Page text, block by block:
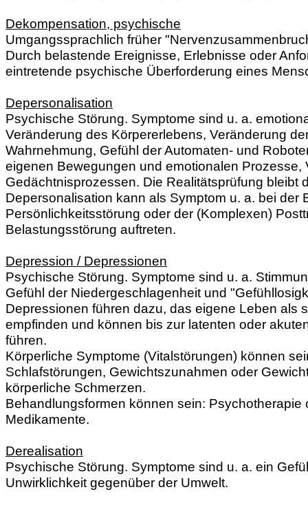
Dekompensation, psychische
Umgangssprachlich früher
Durch belastende Ereignisse, Erlebnisse oder
eintretende psychische Überforderung eines
Depersonalisation
Psychische Störung. Symptome sind u. a.
Veränderung des Körpererlebens, Veränderung
Wahrnehmung, Gefühl der Automaten- und
eigenen Bewegungen und emotionalen Prozesse,
Gedächtnisprozessen. Die Realitätsprüfung bleibt
Depersonalisation kann als Symptom u. a. bei der
Persönlichkeitsstörung oder der (Komplexen)
Belastungsstörung auftreten.
Depression / Depressionen
Psychische Störung. Symptome sind u. a.
Gefühl der Niedergeschlagenheit und
Depressionen führen dazu, das eigene Leben als
empfinden und können bis zur latenten oder
führen.
Körperliche Symptome (Vitalstörungen) können
Schlafstörungen, Gewichtszunahmen oder
körperliche Schmerzen.
Behandlungsformen können sein: Psychotherapie
Medikamente.
Derealisation
Psychische Störung. Symptome sind u. a. ein
Unwirklichkeit gegenüber der Umwelt.